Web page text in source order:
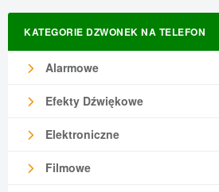
KATEGORIE DZWONEK NA TELEFON
Alarmowe
Efekty Dźwiękowe
Elektroniczne
Filmowe